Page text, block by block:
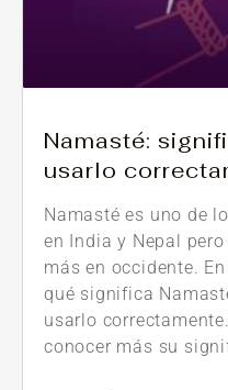
Namasté:
usarlo
Namasté es uno de
en India y Nepal
más en occidente.
qué significa
usarlo
conocer más su